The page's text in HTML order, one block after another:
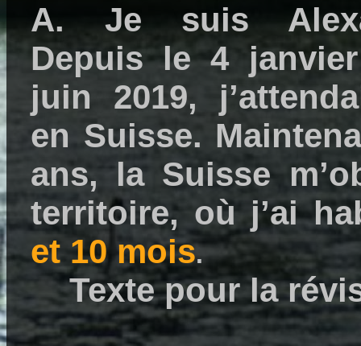
A. Je suis
Depuis le 4
juin 2019,
en Suisse.
ans, la Suisse
territoire, où j’ai
et 10 mois.
Texte pour la